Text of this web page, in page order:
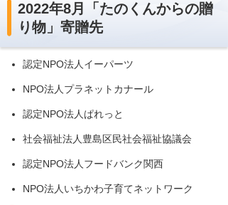
2022年8月「たのくんからの贈
り物」寄贈先
認定NPO法人イーパーツ
NPO法人プラネットカナール
認定NPO法人ぱれっと
社会福祉法人豊島区民社会福祉協議会
認定NPO法人フードバンク関西
NPO法人いちかわ子育てネットワーク